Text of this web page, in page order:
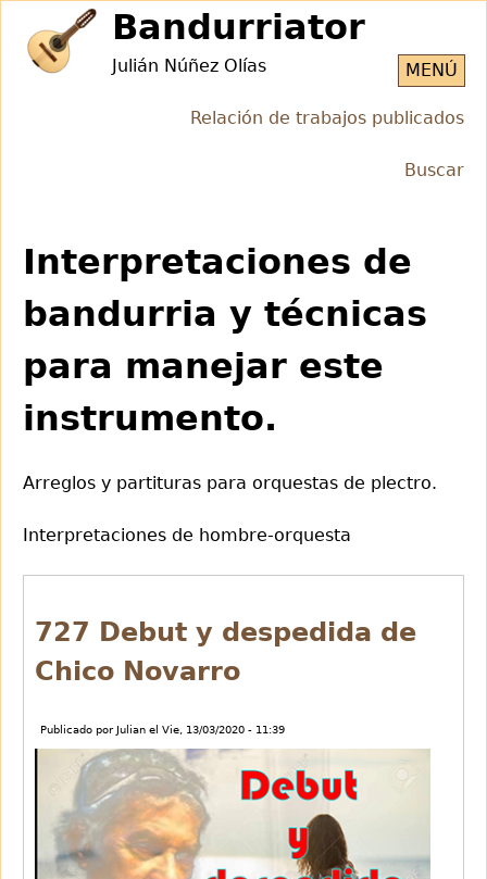
navigation
MENÚ
Bandurriator
Julián Núñez Olías
Relación de trabajos publicados
Buscar
to
top
Interpretaciones de
bandurria y técnicas
para manejar este
instrumento.
Arreglos y partituras para orquestas de plectro.
Interpretaciones de hombre-orquesta
top
727 Debut y despedida de
Chico Novarro
Publicado por Julian el Vie, 13/03/2020 - 11:39